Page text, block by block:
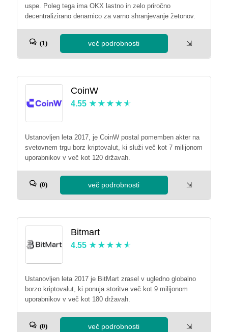
uspe. Poleg tega ima OKX lastno in zelo priročno
decentralizirano denarnico za varno shranjevanje žetonov.
(1) več podrobnosti ⇲
CoinW
4.55
Ustanovljen leta 2017, je CoinW postal pomemben akter na
svetovnem trgu borz kriptovalut, ki služi več kot 7 milijonom
uporabnikov v več kot 120 državah.
(0) več podrobnosti ⇲
Bitmart
4.55
Ustanovljen leta 2017 je BitMart zrasel v ugledno globalno
borzo kriptovalut, ki ponuja storitve več kot 9 milijonom
uporabnikov v več kot 180 državah.
(0) več podrobnosti ⇲